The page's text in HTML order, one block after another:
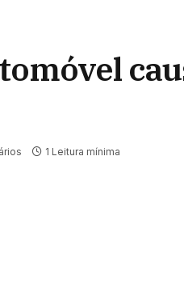
1 Leitura mínima